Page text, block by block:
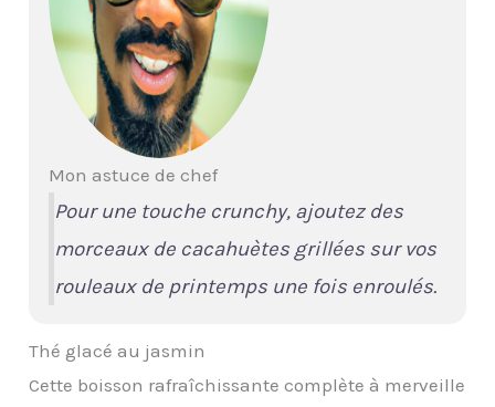
Mon astuce de chef
Pour une touche crunchy, ajoutez des
morceaux de cacahuètes grillées sur vos
rouleaux de printemps une fois enroulés.
Thé glacé au jasmin
Cette boisson rafraîchissante complète à merveille